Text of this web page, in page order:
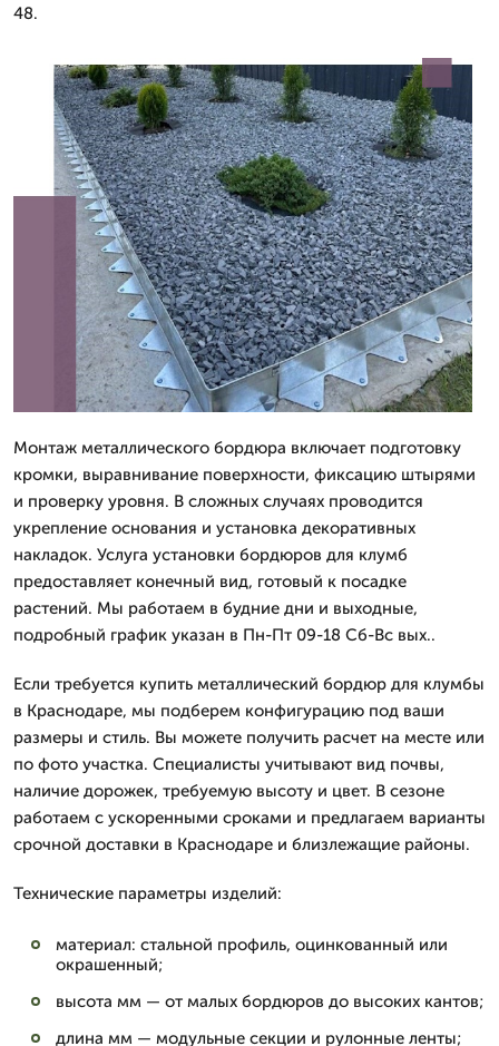
48.
Монтаж металлического бордюра включает подготовку
кромки, выравнивание поверхности, фиксацию штырями
и проверку уровня. В сложных случаях проводится
укрепление основания и установка декоративных
накладок. Услуга установки бордюров для клумб
предоставляет конечный вид, готовый к посадке
растений. Мы работаем в будние дни и выходные,
подробный график указан в Пн-Пт 09-18 Сб-Вс вых..
Если требуется купить металлический бордюр для клумбы
в Краснодаре, мы подберем конфигурацию под ваши
размеры и стиль. Вы можете получить расчет на месте или
по фото участка. Специалисты учитывают вид почвы,
наличие дорожек, требуемую высоту и цвет. В сезоне
работаем с ускоренными сроками и предлагаем варианты
срочной доставки в Краснодаре и близлежащие районы.
Технические параметры изделий:
материал: стальной профиль, оцинкованный или
окрашенный;
высота мм — от малых бордюров до высоких кантов;
длина мм — модульные секции и рулонные ленты;